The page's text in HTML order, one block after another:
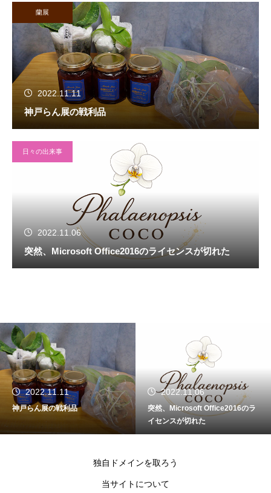
蘭展
2022.11.11
神戸らん展の戦利品
日々の出来事
2022.11.06
突然、Microsoft Office2016のライセンスが切れた
2022.11.11
神戸らん展の戦利品
2022.11.06
突然、Microsoft Office2016のラ
イセンスが切れた
独自ドメインを取ろう
当サイトについて